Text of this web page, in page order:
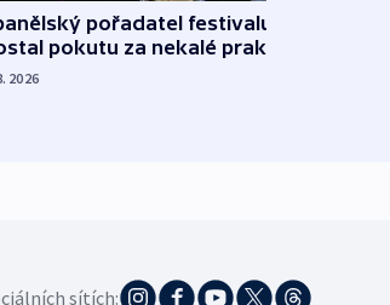
pořadatel festivalu
pokutu za nekalé praktiky
2026
sítích: